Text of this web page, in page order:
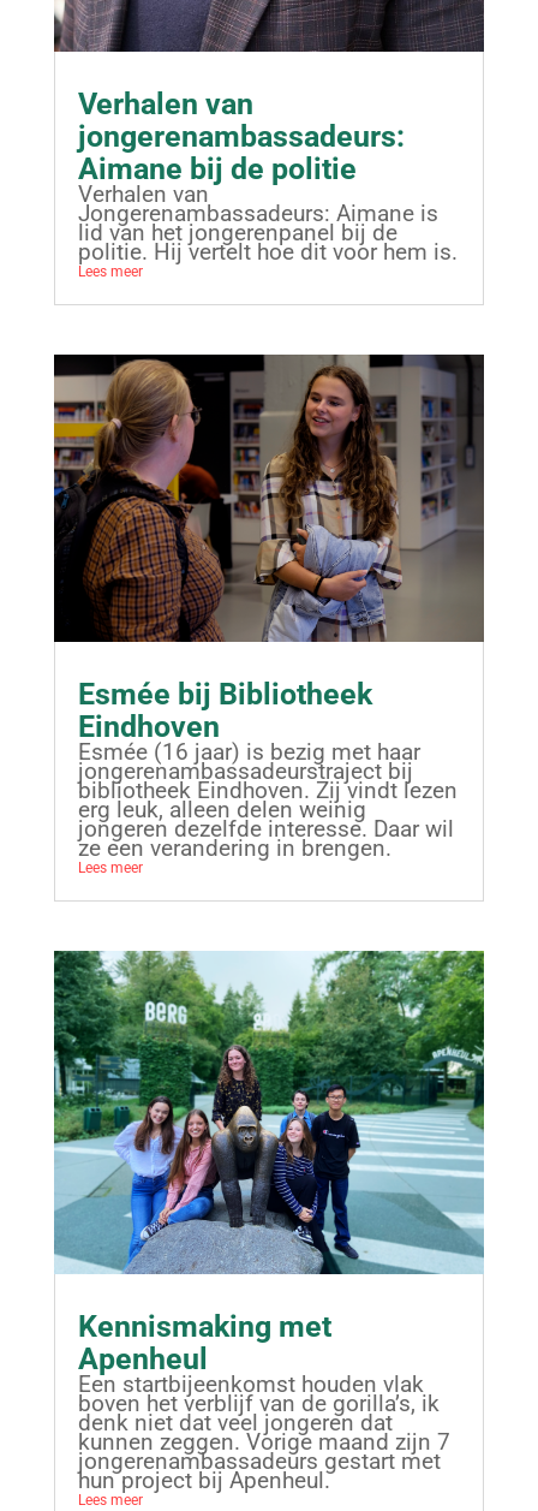
Verhalen van
jongerenambassadeurs:
Aimane bij de politie
Verhalen van
Jongerenambassadeurs: Aimane is
lid van het jongerenpanel bij de
politie. Hij vertelt hoe dit voor hem is.
Lees meer
Esmée bij Bibliotheek
Eindhoven
Esmée (16 jaar) is bezig met haar
jongerenambassadeurstraject bij
bibliotheek Eindhoven. Zij vindt lezen
erg leuk, alleen delen weinig
jongeren dezelfde interesse. Daar wil
ze een verandering in brengen.
Lees meer
Kennismaking met
Apenheul
Een startbijeenkomst houden vlak
boven het verblijf van de gorilla’s, ik
denk niet dat veel jongeren dat
kunnen zeggen. Vorige maand zijn 7
jongerenambassadeurs gestart met
hun project bij Apenheul.
Lees meer